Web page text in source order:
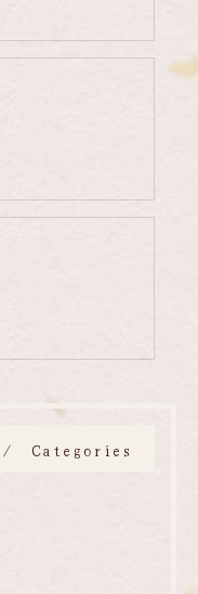
Categories